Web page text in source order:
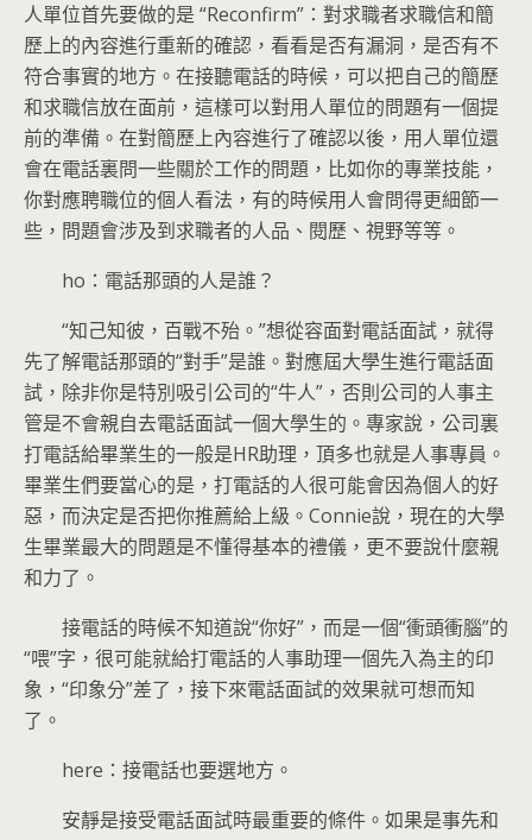
人單位首先要做的是 “Reconfirm”：對求職者求職信和簡
歷上的內容進行重新的確認，看看是否有漏洞，是否有不
符合事實的地方。在接聽電話的時候，可以把自己的簡歷
和求職信放在面前，這樣可以對用人單位的問題有一個提
前的準備。在對簡歷上內容進行了確認以後，用人單位還
會在電話裏問一些關於工作的問題，比如你的專業技能，
你對應聘職位的個人看法，有的時候用人會問得更細節一
些，問題會涉及到求職者的人品、閱歷、視野等等。
ho：電話那頭的人是誰？
“知己知彼，百戰不殆。”想從容面對電話面試，就得
先了解電話那頭的“對手”是誰。對應屆大學生進行電話面
試，除非你是特別吸引公司的“牛人”，否則公司的人事主
管是不會親自去電話面試一個大學生的。專家說，公司裏
打電話給畢業生的一般是HR助理，頂多也就是人事專員。
畢業生們要當心的是，打電話的人很可能會因為個人的好
惡，而決定是否把你推薦給上級。Connie說，現在的大學
生畢業最大的問題是不懂得基本的禮儀，更不要說什麼親
和力了。
接電話的時候不知道說“你好”，而是一個“衝頭衝腦”的
“喂”字，很可能就給打電話的人事助理一個先入為主的印
象，“印象分”差了，接下來電話面試的效果就可想而知
了。
here：接電話也要選地方。
安靜是接受電話面試時最重要的條件。如果是事先和